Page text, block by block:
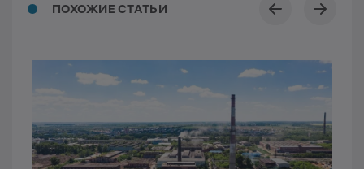
ПОХОЖИЕ СТАТЬИ